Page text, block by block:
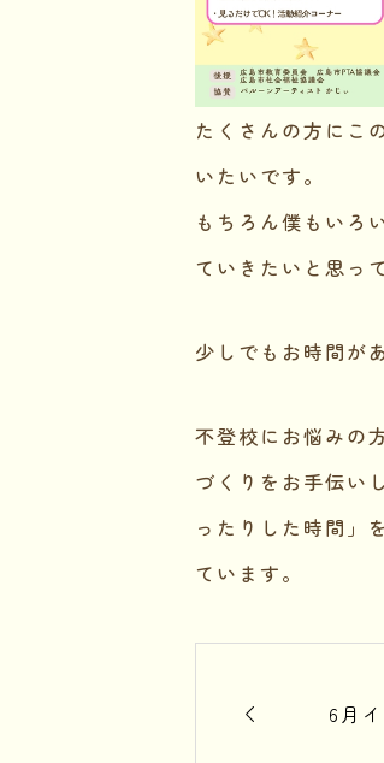
たくさんの方にこ
いたいです。
もちろん僕もいろ
ていきたいと思っ
少しでもお時間が
不登校にお悩みの
づくりをお手伝い
ったりした時間」
ています。
 6月